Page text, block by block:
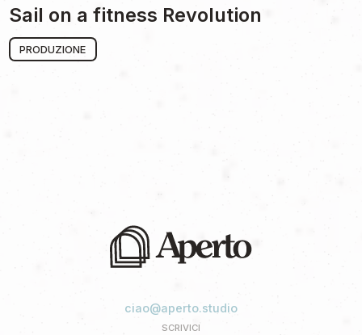
Sail on a fitness Revolution
PRODUZIONE
ciao@aperto.studio
SCRIVICI